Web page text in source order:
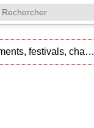
Evénements, festivals, championnat